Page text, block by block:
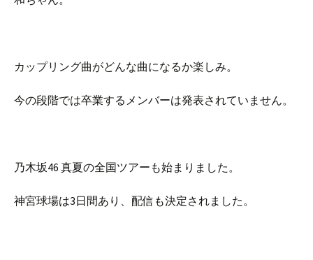
カップリング曲がどんな曲になるか楽しみ。
今の段階では卒業するメンバーは発表されていません。
乃木坂46 真夏の全国ツアーも始まりました。
神宮球場は3日間あり、配信も決定されました。